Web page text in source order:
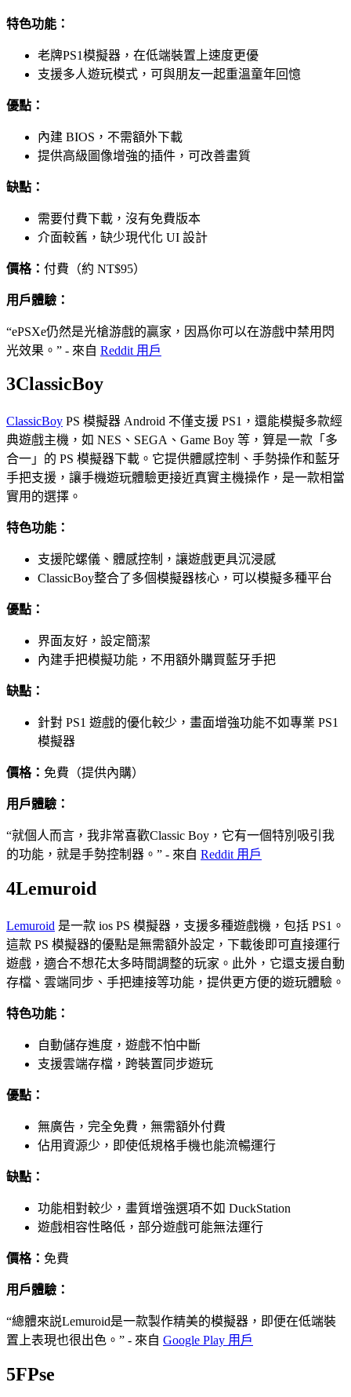
特色功能：
老牌PS1模擬器，在低端裝置上速度更優
支援多人遊玩模式，可與朋友一起重溫童年回憶
優點：
內建 BIOS，不需額外下載
提供高級圖像增強的插件，可改善畫質
缺點：
需要付費下載，沒有免費版本
介面較舊，缺少現代化 UI 設計
價格： 付費（約 NT$95）
用戶體驗：
“ePSXe仍然是光槍游戲的贏家，因爲你可以在游戲中禁用閃
光效果。” - 來自 Reddit 用戶
3ClassicBoy
ClassicBoy PS 模擬器 Android 不僅支援 PS1，還能模擬多款經
典遊戲主機，如 NES、SEGA、Game Boy 等，算是一款「多
合一」的 PS 模擬器下載。它提供體感控制、手勢操作和藍牙
手把支援，讓手機遊玩體驗更接近真實主機操作，是一款相當
實用的選擇。
特色功能：
支援陀螺儀、體感控制，讓遊戲更具沉浸感
ClassicBoy整合了多個模擬器核心，可以模擬多種平台
優點：
界面友好，設定簡潔
內建手把模擬功能，不用額外購買藍牙手把
缺點：
針對 PS1 遊戲的優化較少，畫面增強功能不如專業 PS1
模擬器
價格： 免費（提供內購）
用戶體驗：
“就個人而言，我非常喜歡Classic Boy，它有一個特別吸引我
的功能，就是手勢控制器。” - 來自 Reddit 用戶
4Lemuroid
Lemuroid 是一款 ios PS 模擬器，支援多種遊戲機，包括 PS1。
這款 PS 模擬器的優點是無需額外設定，下載後即可直接運行
遊戲，適合不想花太多時間調整的玩家。此外，它還支援自動
存檔、雲端同步、手把連接等功能，提供更方便的遊玩體驗。
特色功能：
自動儲存進度，遊戲不怕中斷
支援雲端存檔，跨裝置同步遊玩
優點：
無廣告，完全免費，無需額外付費
佔用資源少，即使低規格手機也能流暢運行
缺點：
功能相對較少，畫質增強選項不如 DuckStation
遊戲相容性略低，部分遊戲可能無法運行
價格： 免費
用戶體驗：
“總體來説Lemuroid是一款製作精美的模擬器，即便在低端裝
置上表現也很出色。” - 來自 Google Play 用戶
5FPse